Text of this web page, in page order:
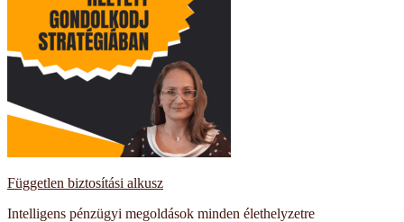
Független biztosítási alkusz
Intelligens pénzügyi megoldások minden élethelyzetre